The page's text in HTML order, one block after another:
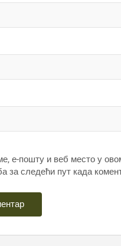
е-пошту и веб место у
за следећи пут када